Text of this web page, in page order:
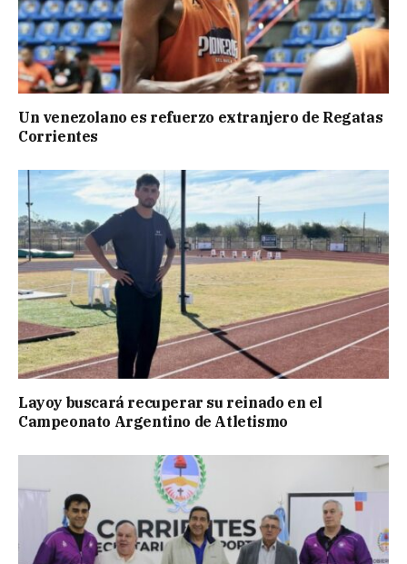
Un venezolano es refuerzo extranjero de Regatas
Corrientes
Layoy buscará recuperar su reinado en el
Campeonato Argentino de Atletismo